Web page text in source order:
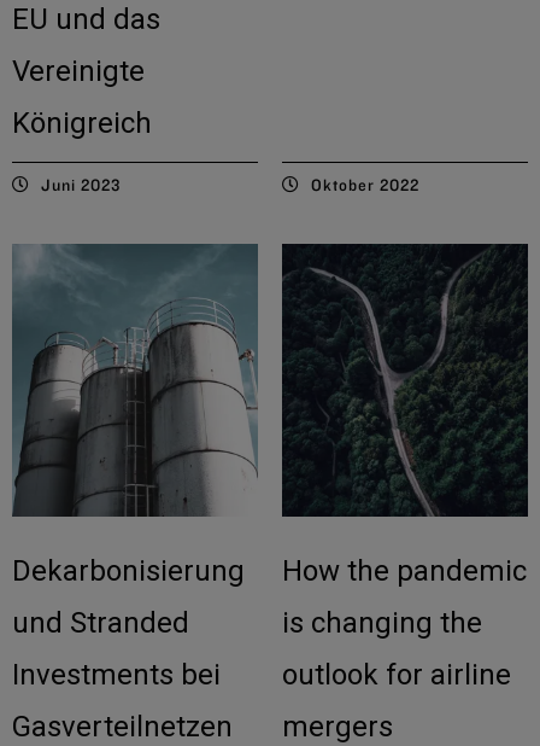
EU und das
Vereinigte
Königreich
Juni 2023 Oktober 2022
Dekarbonisierung
und Stranded
Investments bei
Gasverteilnetzen
How the pandemic
is changing the
outlook for airline
mergers